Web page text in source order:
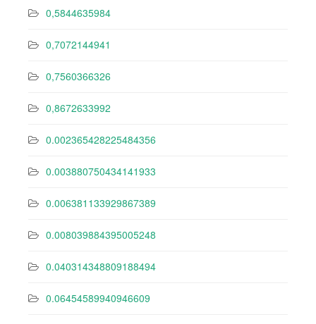
0,5844635984
0,7072144941
0,7560366326
0,8672633992
0.002365428225484356
0.003880750434141933
0.006381133929867389
0.008039884395005248
0.040314348809188494
0.06454589940946609